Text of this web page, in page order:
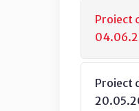
Proiect
Proiect